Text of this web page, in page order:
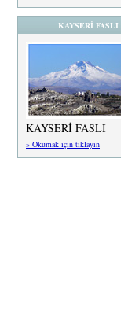
KAYSERİ FASLI
KAYSERİ FASLI
» Okumak için tıklayın